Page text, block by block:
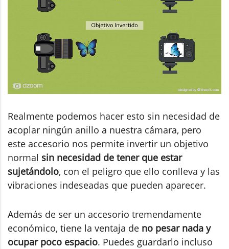
Realmente podemos hacer esto sin necesidad de
acoplar ningún anillo a nuestra cámara, pero
este accesorio nos permite invertir un objetivo
normal sin necesidad de tener que estar
sujetándolo, con el peligro que ello conlleva y las
vibraciones indeseadas que pueden aparecer.
Además de ser un accesorio tremendamente
económico, tiene la ventaja de no pesar nada y
ocupar poco espacio. Puedes guardarlo incluso